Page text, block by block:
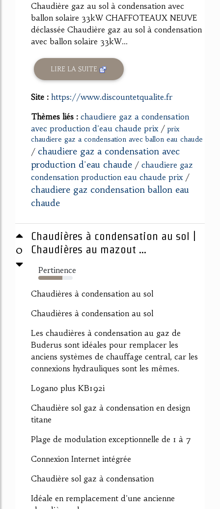
Chaudière gaz au sol à condensation avec
ballon solaire 33kW CHAFFOTEAUX NEUVE
déclassée Chaudière gaz au sol à condensation
avec ballon solaire 33kW...
LIRE LA SUITE
Site : https://www.discountetqualite.fr
Thèmes liés : chaudiere gaz a condensation
avec production d'eau chaude prix/ prix
chaudiere gaz a condensation avec ballon eau chaude
/ chaudiere gaz a condensation avec
production d'eau chaude / chaudiere gaz
condensation production eau chaude prix/
chaudiere gaz condensation ballon eau
chaude
0
Chaudières à condensation au sol |
Chaudières au mazout ...
Pertinence
70%
Chaudières à condensation au sol
Chaudières à condensation au sol
Les chaudières à condensation au gaz de
Buderus sont idéales pour remplacer les
anciens systèmes de chauffage central, car les
connexions hydrauliques sont les mêmes.
Logano plus KB192i
Chaudière sol gaz à condensation en design
titane
Plage de modulation exceptionnelle de 1 à 7
Connexion Internet intégrée
Chaudière sol gaz à condensation
Idéale en remplacement d'une ancienne